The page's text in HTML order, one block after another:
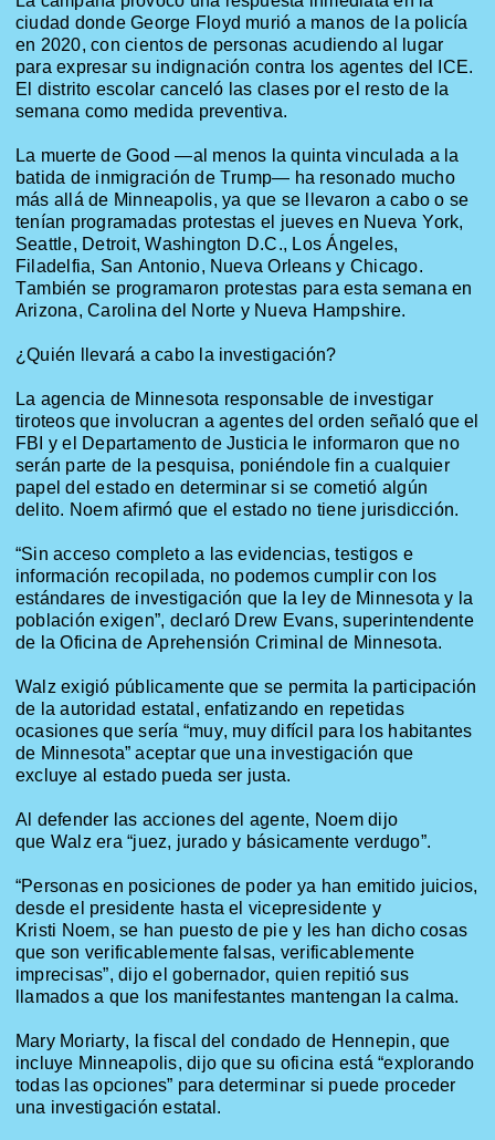
ciudad donde George Floyd murió a manos de la policía
en 2020, con cientos de personas acudiendo al lugar
para expresar su indignación contra los agentes del ICE.
El distrito escolar canceló las clases por el resto de la
semana como medida preventiva.
La muerte de Good —al menos la quinta vinculada a la
batida de inmigración de Trump— ha resonado mucho
más allá de Minneapolis, ya que se llevaron a cabo o se
tenían programadas protestas el jueves en Nueva York,
Seattle, Detroit, Washington D.C., Los Ángeles,
Filadelfia, San Antonio, Nueva Orleans y Chicago.
También se programaron protestas para esta semana en
Arizona, Carolina del Norte y Nueva Hampshire.
¿Quién llevará a cabo la investigación?
La agencia de Minnesota responsable de investigar
tiroteos que involucran a agentes del orden señaló que el
FBI y el Departamento de Justicia le informaron que no
serán parte de la pesquisa, poniéndole fin a cualquier
papel del estado en determinar si se cometió algún
delito. Noemafirmó que el estado no tiene jurisdicción.
“Sin acceso completo a las evidencias, testigos e
información recopilada, no podemos cumplir con los
estándares de investigación que la ley de Minnesota y la
población exigen”, declaró Drew Evans, superintendente
de la Oficina de Aprehensión Criminal de Minnesota.
Walz exigió públicamente que se permita la participación
de la autoridad estatal, enfatizando en repetidas
ocasiones que sería “muy, muy difícil para los habitantes
de Minnesota” aceptar que una investigación que
excluye al estado pueda ser justa.
Al defender las acciones del agente, Noemdijo
que Walz era “juez, jurado y básicamente verdugo”.
“Personas en posiciones de poder ya han emitido juicios,
desde el presidente hasta el vicepresidente y
Kristi Noem, se han puesto de pie y les han dicho cosas
que son verificablemente falsas, verificablemente
imprecisas”, dijo el gobernador, quien repitió sus
llamados a que los manifestantes mantengan la calma.
Mary Moriarty, la fiscal del condado de Hennepin, que
incluye Minneapolis, dijo que su oficina está “explorando
todas las opciones” para determinar si puede proceder
una investigación estatal.